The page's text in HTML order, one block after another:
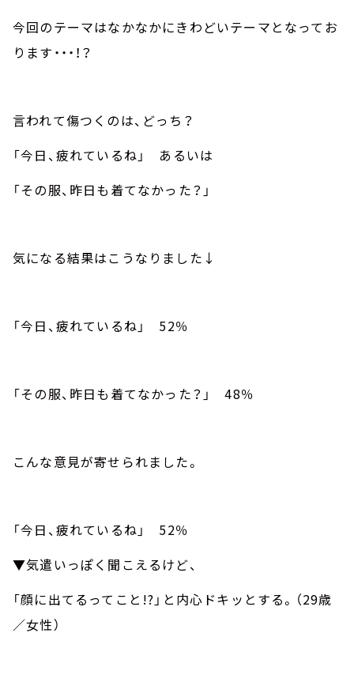
今回のテーマはなかなかにきわどいテーマとなってお
ります・・・！？
言われて傷つくのは、どっち？
「今日、疲れているね」 あるいは
「その服、昨日も着てなかった？」
気になる結果はこうなりました↓
「今日、疲れているね」 52％
「その服、昨日も着てなかった？」48％
こんな意見が寄せられました。
「今日、疲れているね」 52％
▼気遣いっぽく聞こえるけど、
「顔に出てるってこと !? 」と内心ドキッとする。（29歳
／女性）